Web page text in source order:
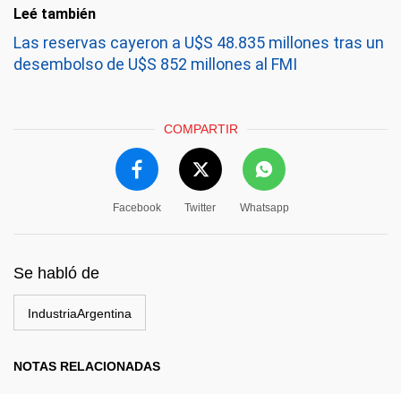
Leé también
Las reservas cayeron a U$S 48.835 millones tras un
desembolso de U$S 852 millones al FMI
COMPARTIR
Facebook Twitter Whatsapp
Se habló de
IndustriaArgentina
NOTAS RELACIONADAS